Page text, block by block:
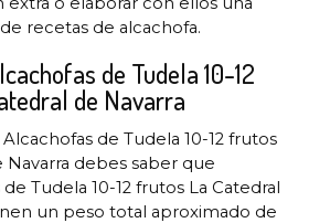
recetas de alcachofa.
de Tudela 10-12
de Navarra
de Tudela 10-12 frutos
Navarra debes saber que
Tudela 10-12 frutos La Catedral
un peso total aproximado de